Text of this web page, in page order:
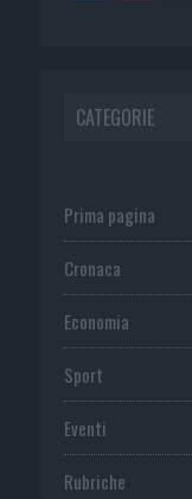
CATEGORIE
Prima pagina
Cronaca
Economia
Sport
Eventi
Rubriche